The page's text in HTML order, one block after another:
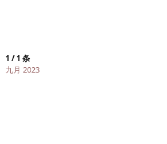
1 /1 条
九月 2023